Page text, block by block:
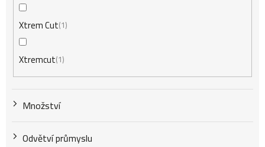
Xtrem Cut 1
Xtremcut 1
Množství
Odvětví průmyslu